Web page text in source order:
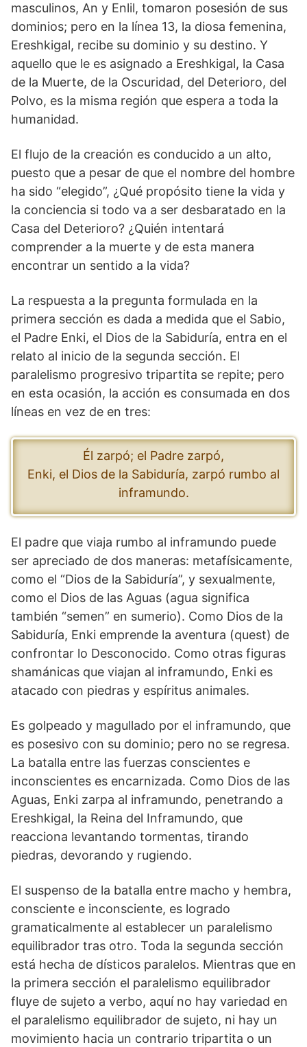
masculinos, An y Enlil, tomaron posesión de sus
dominios; pero en la línea 13, la diosa femenina,
Ereshkigal, recibe su dominio y su destino. Y
aquello que le es asignado a Ereshkigal, la Casa
de la Muerte, de la Oscuridad, del Deterioro, del
Polvo, es la misma región que espera a toda la
humanidad.
El flujo de la creación es conducido a un alto,
puesto que a pesar de que el nombre del hombre
ha sido “elegido”, ¿Qué propósito tiene la vida y
la conciencia si todo va a ser desbaratado en la
Casa del Deterioro? ¿Quién intentará
comprender a la muerte y de esta manera
encontrar un sentido a la vida?
La respuesta a la pregunta formulada en la
primera sección es dada a medida que el Sabio,
el Padre Enki, el Dios de la Sabiduría, entra en el
relato al inicio de la segunda sección. El
paralelismo progresivo tripartita se repite; pero
en esta ocasión, la acción es consumada en dos
líneas en vez de en tres:
Él zarpó; el Padre zarpó,
Enki, el Dios de la Sabiduría, zarpó rumbo al
inframundo.
El padre que viaja rumbo al inframundo puede
ser apreciado de dos maneras: metafísicamente,
como el “Dios de la Sabiduría”, y sexualmente,
como el Dios de las Aguas (agua significa
también “semen” en sumerio). Como Dios de la
Sabiduría, Enki emprende la aventura (quest) de
confrontar lo Desconocido. Como otras figuras
shamánicas que viajan al inframundo, Enki es
atacado con piedras y espíritus animales.
Es golpeado y magullado por el inframundo, que
es posesivo con su dominio; pero no se regresa.
La batalla entre las fuerzas conscientes e
inconscientes es encarnizada. Como Dios de las
Aguas, Enki zarpa al inframundo, penetrando a
Ereshkigal, la Reina del Inframundo, que
reacciona levantando tormentas, tirando
piedras, devorando y rugiendo.
El suspenso de la batalla entre macho y hembra,
consciente e inconsciente, es logrado
gramaticalmente al establecer un paralelismo
equilibrador tras otro. Toda la segunda sección
está hecha de dísticos paralelos. Mientras que en
la primera sección el paralelismo equilibrador
fluye de sujeto a verbo, aquí no hay variedad en
el paralelismo equilibrador de sujeto, ni hay un
movimiento hacia un contrario tripartita o un